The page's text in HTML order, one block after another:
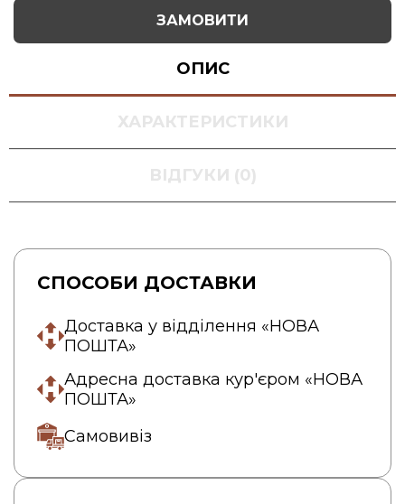
ЗАМОВИТИ
ОПИС
ХАРАКТЕРИСТИКИ
ВІДГУКИ (0)
СПОСОБИ ДОСТАВКИ
Доставка у відділення «НОВА
ПОШТА»
Адресна доставка кур'єром «НОВА
ПОШТА»
Самовивіз